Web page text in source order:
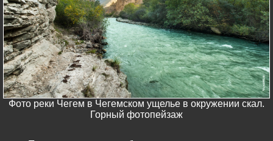
Фото реки Чегем в Чегемском ущелье в окружении скал.
Горный фотопейзаж